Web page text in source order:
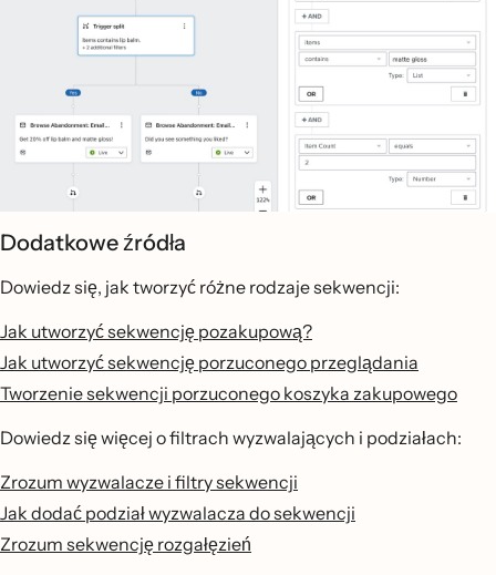
Dodatkowe źródła
Dowiedz się, jak tworzyć różne rodzaje sekwencji:
Jak utworzyć sekwencję pozakupową?
Jak utworzyć sekwencję porzuconego przeglądania
Tworzenie sekwencji porzuconego koszyka zakupowego
Dowiedz się więcej o filtrach wyzwalających i podziałach:
Zrozum wyzwalacze i filtry sekwencji
Jak dodać podział wyzwalacza do sekwencji
Zrozum sekwencję rozgałęzień